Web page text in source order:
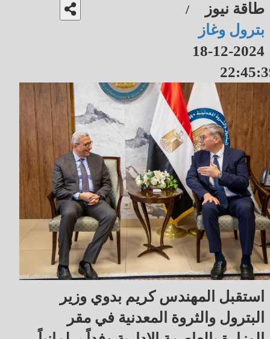
طاقة نيوز /
بترول وغاز
2024-12-18
استقبل المهندس كريم بدوي وزير
البترول والثروة المعدنية في مقر